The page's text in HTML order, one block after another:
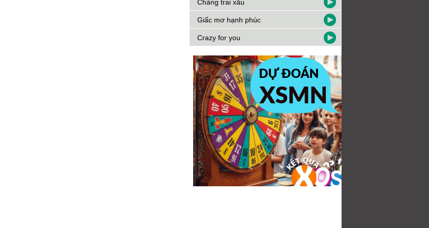
Chàng trai xấu
Giấc mơ hạnh phúc
Crazy for you